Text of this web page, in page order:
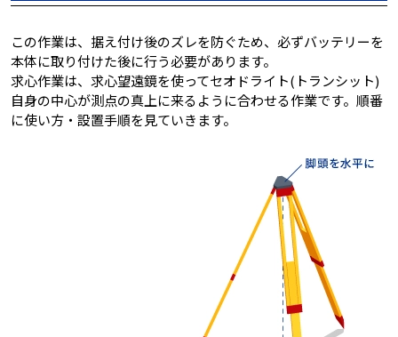
この作業は、据え付け後のズレを防ぐため、必ずバッテリーを
本体に取り付けた後に行う必要があります。
求心作業は、求心望遠鏡を使ってセオドライト(トランシット)
自身の中心が測点の真上に来るように合わせる作業です。順番
に使い方・設置手順を見ていきます。